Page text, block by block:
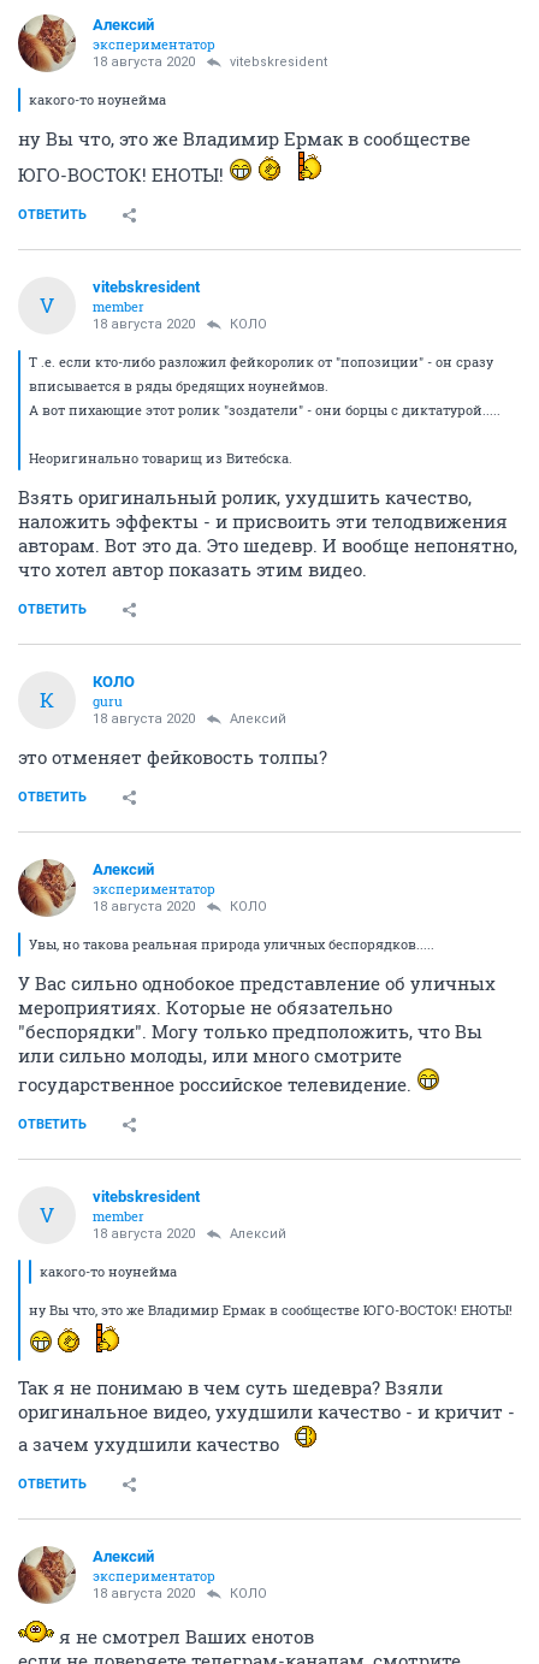
Алексий
экспериментатор
18 августа 2020 vitebskresident
какого-то ноунейма
ну Вы что, это же Владимир Ермак в сообществе
ЮГО-ВОСТОК! ЕНОТЫ!
ОТВЕТИТЬ
V
vitebskresident
member
18 августа 2020 КОЛО
Т .е. если кто-либо разложил фейкоролик от "попозиции" - он сразу
вписывается в ряды бредящих ноунеймов.
А вот пихающие этот ролик "зоздатели" - они борцы с диктатурой.....
Неоригинально товарищ из Витебска.
Взять оригинальный ролик, ухудшить качество,
наложить эффекты - и присвоить эти телодвижения
авторам. Вот это да. Это шедевр. И вообще непонятно,
что хотел автор показать этим видео.
ОТВЕТИТЬ
К
КОЛО
guru
18 августа 2020 Алексий
это отменяет фейковость толпы?
ОТВЕТИТЬ
Алексий
экспериментатор
18 августа 2020 КОЛО
Увы, но такова реальная природа уличных беспорядков.....
У Вас сильно однобокое представление об уличных
мероприятиях. Которые не обязательно
"беспорядки". Могу только предположить, что Вы
или сильно молоды, или много смотрите
государственное российское телевидение.
ОТВЕТИТЬ
V
vitebskresident
member
18 августа 2020 Алексий
какого-то ноунейма
ну Вы что, это же Владимир Ермак в сообществе ЮГО-ВОСТОК! ЕНОТЫ!
Так я не понимаю в чем суть шедевра? Взяли
оригинальное видео, ухудшили качество - и кричит -
а зачем ухудшили качество
ОТВЕТИТЬ
Алексий
экспериментатор
18 августа 2020 КОЛО
я не смотрел Ваших енотов